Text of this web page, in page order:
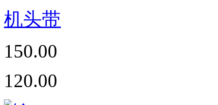
机头带
150.00
120.00